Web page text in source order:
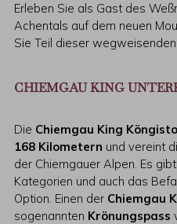
Erleben Sie als Gast des
Achentals auf dem neuen
Sie Teil dieser
CHIEMGAU KING
Die Chiemgau King
168 Kilometern und vereint
der Chiemgauer Alpen. Es
Kategorien und auch das
Option. Einen der Chiemgau
sogenannten Krönungspass